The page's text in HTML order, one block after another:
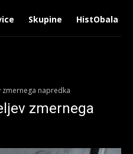
Skupine HistObala
napredka
zmernega